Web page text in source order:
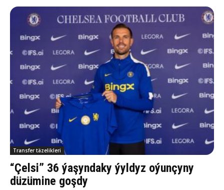
Transfer täzelikleri
“Çelsi” 36 ýaşyndaky ýyldyz oýunçyny
düzümine goşdy